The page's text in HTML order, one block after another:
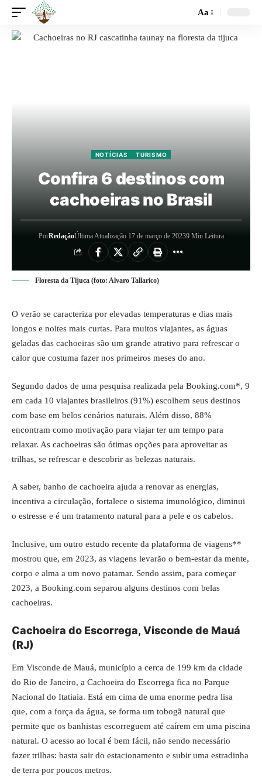
Aa
NOTÍCIAS TURISMO
Confira 6 destinos com
cachoeiras no Brasil
PorRedaçãoÚltima Atualização 17 de março de 20239 Min Leitura
Floresta da Tijuca (foto: Alvaro Tallarico)
O verão se caracteriza por elevadas temperaturas e dias mais
longos e noites mais curtas. Para muitos viajantes, as águas
geladas das cachoeiras são um grande atrativo para refrescar o
calor que costuma fazer nos primeiros meses do ano.
Segundo dados de uma pesquisa realizada pela Booking.com*, 9
em cada 10 viajantes brasileiros (91%) escolhem seus destinos
com base em belos cenários naturais. Além disso, 88%
encontram como motivação para viajar ter um tempo para
relaxar. As cachoeiras são ótimas opções para aproveitar as
trilhas, se refrescar e descobrir as belezas naturais.
A saber, banho de cachoeira ajuda a renovar as energias,
incentiva a circulação, fortalece o sistema imunológico, diminui
o estresse e é um tratamento natural para a pele e os cabelos.
Inclusive, um outro estudo recente da plataforma de viagens**
mostrou que, em 2023, as viagens levarão o bem-estar da mente,
corpo e alma a um novo patamar. Sendo assim, para começar
2023, a Booking.com separou alguns destinos com belas
cachoeiras.
Cachoeira do Escorrega, Visconde de Mauá
(RJ)
Em Visconde de Mauá, município a cerca de 199 km da cidade
do Rio de Janeiro, a Cachoeira do Escorrega fica no Parque
Nacional do Itatiaia. Está em cima de uma enorme pedra lisa
que, com a força da água, se forma um tobogã natural que
permite que os banhistas escorreguem até caírem em uma piscina
natural. O acesso ao local é bem fácil, não sendo necessário
fazer trilhas: basta sair do estacionamento e subir uma estradinha
de terra por poucos metros.